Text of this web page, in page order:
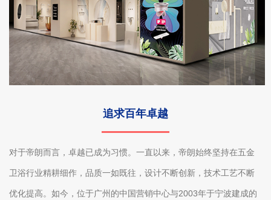
追求百年卓越
对于帝朗而言，卓越已成为习惯。一直以来，帝朗始终坚持在五金
卫浴行业精耕细作，品质一如既往，设计不断创新，技术工艺不断
优化提高。如今，位于广州的中国营销中心与2003年于宁波建成的